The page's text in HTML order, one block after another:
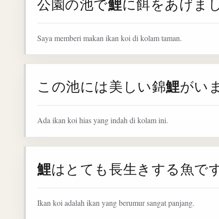
Saya memberi makan ikan koi di kolam taman.
この池には美しい錦鯉がい
Ada ikan koi hias yang indah di kolam ini.
鯉はとても長生きする魚です
Ikan koi adalah ikan yang berumur sangat panjang.